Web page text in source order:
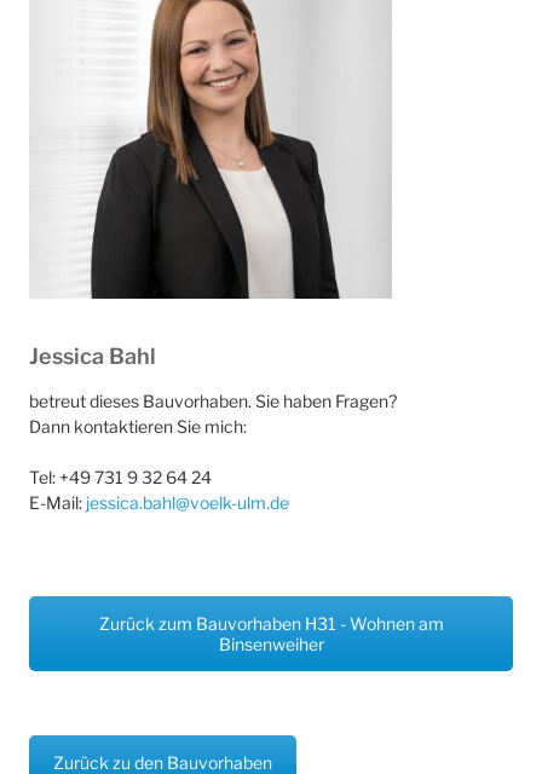
Jessica Bahl
betreut dieses Bauvorhaben. Sie haben Fragen?
Dann kontaktieren Sie mich:
Tel: +49 731 9 32 64 24
E-Mail: jessica.bahl@voelk-ulm.de
Zurück zum Bauvorhaben H31 - Wohnen am
Binsenweiher
Zurück zu den Bauvorhaben